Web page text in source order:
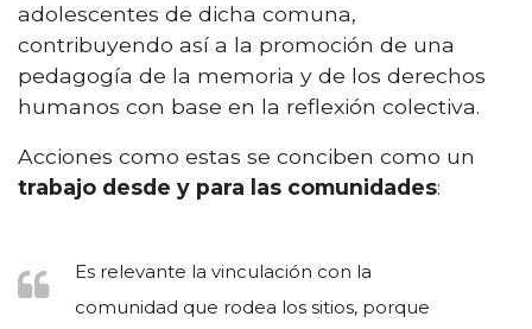
adolescentes de dicha comuna,
contribuyendo así a la promoción de una
pedagogía de la memoria y de los derechos
humanos con base en la reflexión colectiva.
Acciones como estas se conciben como un
trabajo desde y para las comunidades:
Es relevante la vinculación con la
comunidad que rodea los sitios, porque